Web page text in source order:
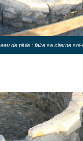
de pluie : faire sa citerne soi-